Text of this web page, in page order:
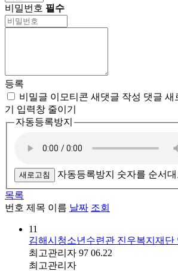
비밀번호 필수
등록
비밀글 이모티콘 새댓글 작성 댓글 새
기
입력창 줄이기
자동등록방지
새로고침 자동등록방지 숫자를 순서
목록
번호 제목 이름 날짜 조회
11
김해시청소년수련관 진우복지재단
최고관리자 97 06.22
최고관리자